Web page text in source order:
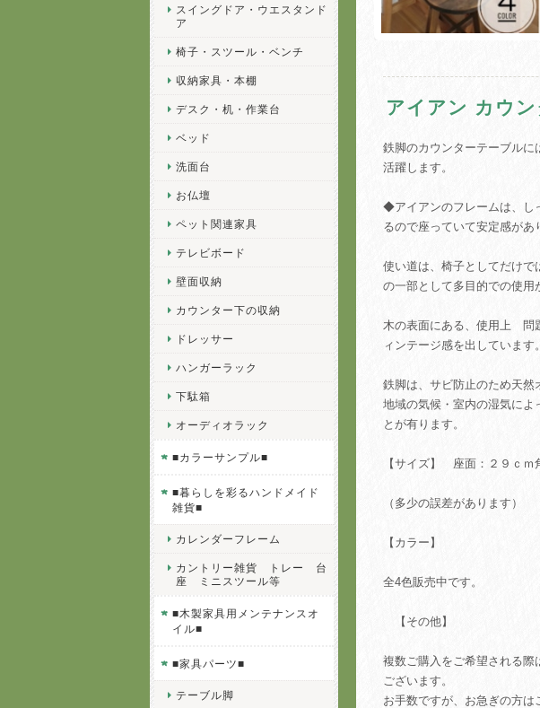
アイアン カウ
鉄脚のカウンターテーブル
活躍します。
◆アイアンのフレームは、し
るので座っていて安定感があ
使い道は、椅子としてだけ
の一部として多目的での使用
木の表面にある、使用上 問
ィンテージ感を出しています。
鉄脚は、サビ防止のため天然
地域の気候・室内の湿気によ
とが有ります。
【サイズ】 座面：２９ｃ
（多少の誤差があります）
【カラー】
全4色販売中です。
【その他】
複数ご購入をご希望される際
ございます。
お手数ですが、お急ぎの方は
スイングドア・ウエスタンド
ア
椅子・スツール・ベンチ
収納家具・本棚
デスク・机・作業台
ベッド
洗面台
お仏壇
ペット関連家具
テレビボード
壁面収納
カウンター下の収納
ドレッサー
ハンガーラック
下駄箱
オーディオラック
■カラーサンプル■
■暮らしを彩るハンドメイド
雑貨■
カレンダーフレーム
カントリー雑貨 トレー 台
座 ミニスツール等
■木製家具用メンテナンスオ
イル■
■家具パーツ■
テーブル脚